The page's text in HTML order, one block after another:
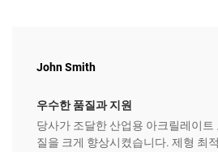
John Smith
우수한 품질과 지원
당사가 조달한 산업용 아크릴레이트
질을 크게 향상시켰습니다. 제형 최